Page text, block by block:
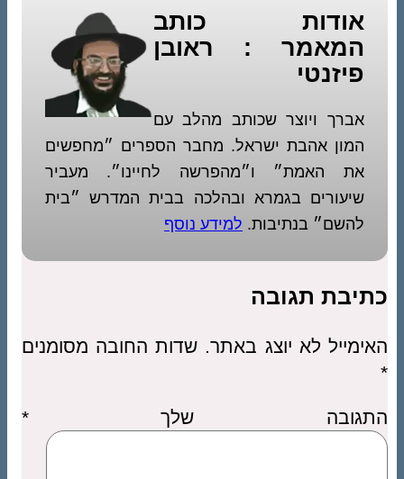
אודות כותב
המאמר : ראובן
פיזנטי
אברך ויוצר שכותב מהלב עם
המון אהבת ישראל. מחבר הספרים ״מחפשים
את האמת״ ו״מהפרשה לחיינו״. מעביר
שיעורים בגמרא ובהלכה בבית המדרש ״בית
להשם״ בנתיבות. למידע נוסף
כתיבת תגובה
האימייל לא יוצג באתר. שדות החובה מסומנים
*
התגובה שלך*